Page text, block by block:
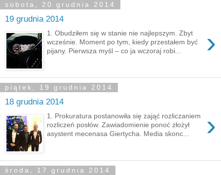
sobota, 20 grudnia 2014
19 grudnia 2014
›
1. Obudziłem się w stanie nie najlepszym. Zbyt
wcześnie. Moment po tym, kiedy przestałem być
pijany. Pierwsza myśl – co ja wczoraj robi...
piątek, 19 grudnia 2014
18 grudnia 2014
›
1. Prokuratura postanowiła się zająć rozliczaniem
rozliczeń posłów. Zawiadomienie ponoć złożył
asystent mecenasa Giertycha. Media skonc...
środa, 17 grudnia 2014